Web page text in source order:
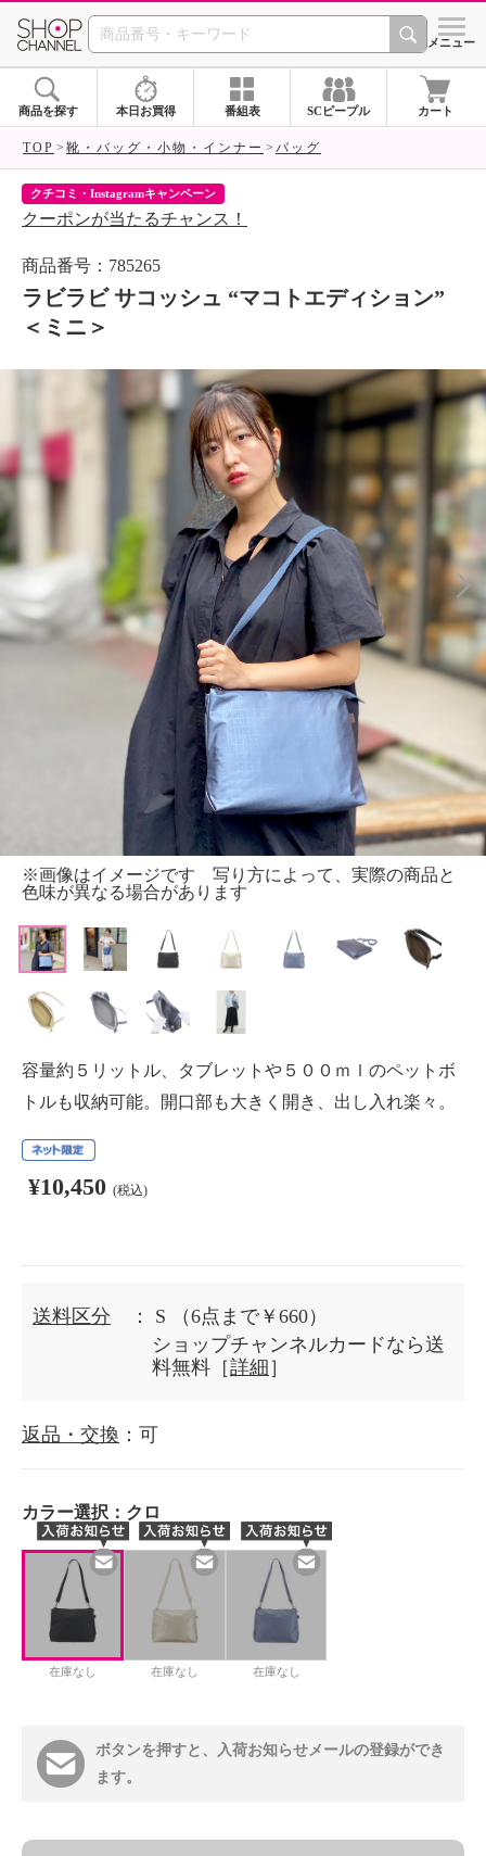
SHOP CHANNEL シメニュー
商品を探す 本日お買得 番組表 SCピープル カート
TOP 靴・バッグ・小物・インナー バッグ
クチコミ・Instagramキャンペーン
クーポンが当たるチャンス！
商品番号：785265
ラビラビ サコッシュ “マコトエディション”
＜ミニ＞
※画像はイメージです 写り方によって、実際の商品と
色味が異なる場合があります
容量約５リットル、タブレットや５００ｍｌのペットボ
トルも収納可能。開口部も大きく開き、出し入れ楽々。
¥10,450 (税込)
送料区分 ： S
（6点まで￥660）
ショップチャンネルカードなら送
料無料［詳細 ］
返品・交換 ：可
カラー選択： クロ
在庫なし 在庫なし 在庫なし
ボタンを押すと、入荷お知らせメールの登録ができ
ます。